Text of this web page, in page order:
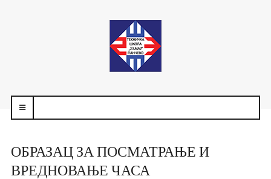
navbar-
ОБРАЗАЦ ЗА ПОСМАТРАЊЕ И
ВРЕДНОВАЊЕ ЧАСА